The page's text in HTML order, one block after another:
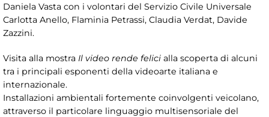
Daniela Vasta con i volontari del Servizio Civile Universale
Carlotta Anello, Flaminia Petrassi, Claudia Verdat, Davide
Zazzini.
Visita alla mostra Il video rende felici alla scoperta di alcuni
tra i principali esponenti della videoarte italiana e
internazionale.
Installazioni ambientali fortemente coinvolgenti veicolano,
attraverso il particolare linguaggio multisensoriale del